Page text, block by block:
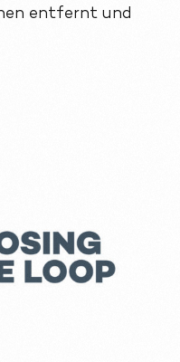
entfernt und